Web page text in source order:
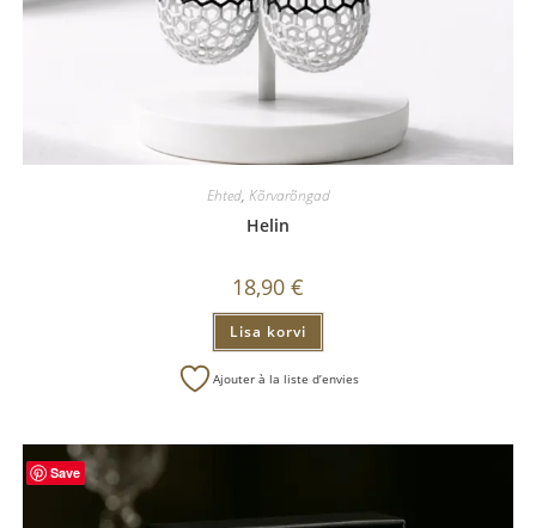
Ehted, Kõrvarõngad
Helin
18,90 €
Lisa korvi
Ajouter à la liste d’envies
Save